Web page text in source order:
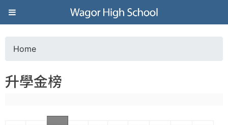
Jump to navigation
葳
格
高
o
Home
升學金榜